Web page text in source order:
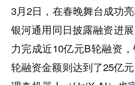
3月2日，在春晚舞台成功
银河通用同日披露融资进
力完成近10亿元B轮融资
轮融资金额则达到了25亿